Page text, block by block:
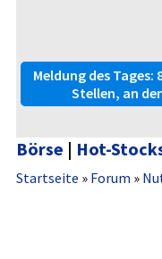
Meldung des Tages:
Stellen, an
Börse | Hot-
Startseite » Forum »